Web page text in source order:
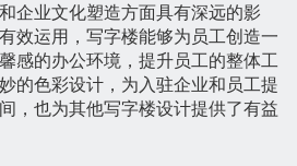
企业文化塑造方面具有深远的影
效运用，写字楼能够为员工创造一
感的办公环境，提升员工的整体工
的色彩设计，为入驻企业和员工提
，也为其他写字楼设计提供了有益